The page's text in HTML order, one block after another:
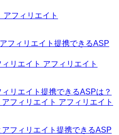
アフィリエイト
フィリエイト提携できるASP
アフィリエイト
リエイト提携できるASPは？
アフィリエイト
アフィリエイト提携できるASP